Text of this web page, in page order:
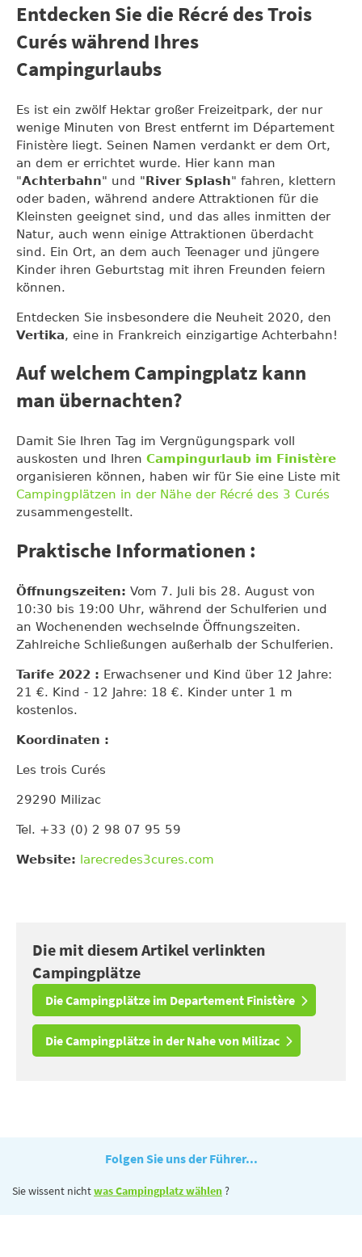
Entdecken Sie die Récré des Trois
Curés während Ihres
Campingurlaubs
Es ist ein zwölf Hektar großer Freizeitpark, der nur
wenige Minuten von Brest entfernt im Département
Finistère liegt. Seinen Namen verdankt er dem Ort,
an dem er errichtet wurde. Hier kann man
"Achterbahn" und "River Splash" fahren, klettern
oder baden, während andere Attraktionen für die
Kleinsten geeignet sind, und das alles inmitten der
Natur, auch wenn einige Attraktionen überdacht
sind. Ein Ort, an dem auch Teenager und jüngere
Kinder ihren Geburtstag mit ihren Freunden feiern
können.
Entdecken Sie insbesondere die Neuheit 2020, den
Vertika, eine in Frankreich einzigartige Achterbahn!
Auf welchem Campingplatz kann
man übernachten?
Damit Sie Ihren Tag im Vergnügungspark voll
auskosten und Ihren Campingurlaub im Finistère
organisieren können, haben wir für Sie eine Liste mit
Campingplätzen in der Nähe der Récré des 3 Curés
zusammengestellt.
Praktische Informationen :
Öffnungszeiten: Vom 7. Juli bis 28. August von
10:30 bis 19:00 Uhr, während der Schulferien und
an Wochenenden wechselnde Öffnungszeiten.
Zahlreiche Schließungen außerhalb der Schulferien.
Tarife 2022 : Erwachsener und Kind über 12 Jahre:
21 €. Kind - 12 Jahre: 18 €. Kinder unter 1 m
kostenlos.
Koordinaten :
Les trois Curés
29290 Milizac
Tel. +33 (0) 2 98 07 95 59
Website: larecredes3cures.com
Die mit diesem Artikel verlinkten
Campingplätze
Die Campingplätze im Departement Finistère
Die Campingplätze in der Nahe von Milizac
Folgen Sie uns der Führer...
Sie wissent nichtwas Campingplatz wählen?